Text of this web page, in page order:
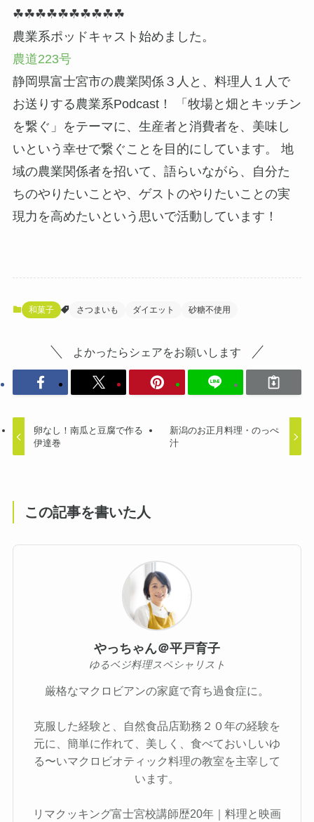
☘☘☘☘☘☘☘☘☘☘
農業系ポッドキャスト始めました。
農道223号
静岡県富士宮市の農業関係３人と、料理人１人で
お送りする農業系Podcast！ 「牧場と畑とキッチン
を繋ぐ」をテーマに、生産者と消費者を、美味し
いという幸せで繋ぐことを目的にしています。 地
域の農業関係者を招いて、語らいながら、自分た
ちのやりたいことや、ゲストのやりたいことの実
現力を高めたいという思いで活動しています！
和菓子 さつまいも ダイエット 砂糖不使用
よかったらシェアをお願いします
卵なし！南瓜と豆腐で作る
伊達巻
新潟のお正月料理・のっぺ
汁
この記事を書いた人
やっちゃん＠平戸育子
ゆるベジ料理スペシャリスト
厳格なマクロビアンの家庭で育ち過食症に。
克服した経験と、自然食品店勤務２０年の経験を
元に、簡単に作れて、美しく、食べておいしいゆ
る〜いマクロビオティック料理の教室を主宰して
います。
リマクッキング富士宮校講師歴20年｜料理と映画